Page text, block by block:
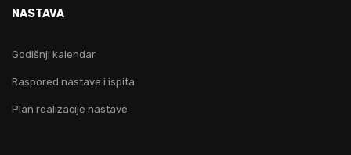
NASTAVA
Godišnji kalendar
Raspored nastave i ispita
Plan realizacije nastave